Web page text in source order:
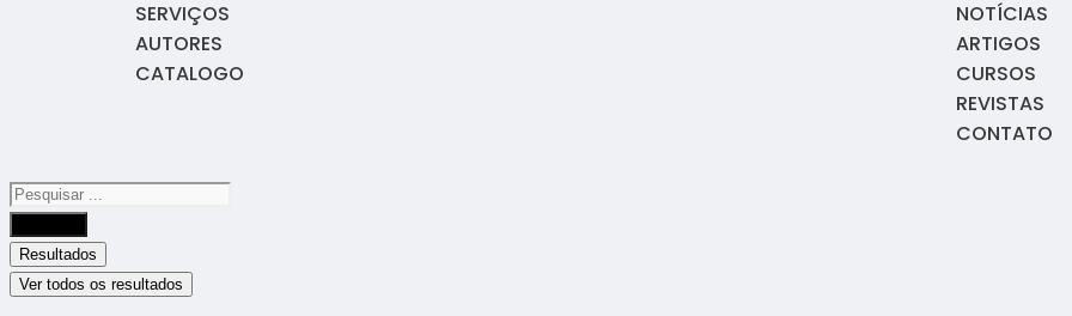
SERVIÇOS
AUTORES
CATALOGO
NOTÍCIAS
ARTIGOS
CURSOS
REVISTAS
CONTATO
Resultados
Ver todos os resultados